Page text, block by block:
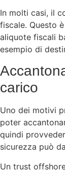
In molti casi, il
fiscale. Questo
aliquote fiscali
esempio di
carico
Uno dei motivi
poter
quindi
sicurezza può
Un trust